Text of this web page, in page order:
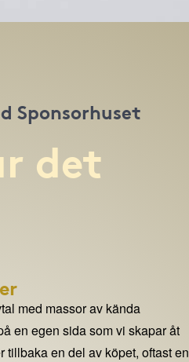
Sponsorhuset
det
med massor av kända
en egen sida som vi skapar åt
tillbaka en del av köpet, oftast en